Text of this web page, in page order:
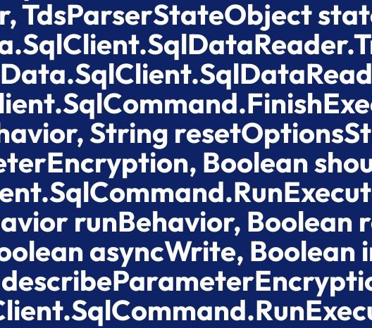
TdsParserStateObject
String
Boolean
runBehavior,
asyncWrite, Boolean